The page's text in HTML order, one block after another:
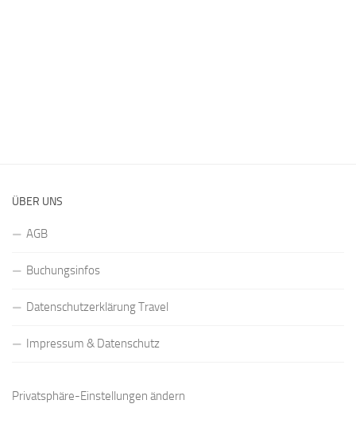
ÜBER UNS
AGB
Buchungsinfos
Datenschutzerklärung Travel
Impressum & Datenschutz
Privatsphäre-Einstellungen ändern